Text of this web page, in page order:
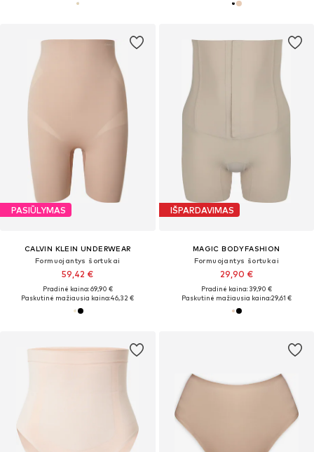
PASIŪLYMAS
CALVIN KLEIN UNDERWEAR
Formuojantys šortukai
59,42 €
Pradinė kaina: 69,90 €
Paskutinė mažiausia kaina:46,32 €
IŠPARDAVIMAS
MAGIC BODYFASHION
Formuojantys šortukai
29,90 €
Pradinė kaina: 39,90 €
Paskutinė mažiausia kaina:29,61 €